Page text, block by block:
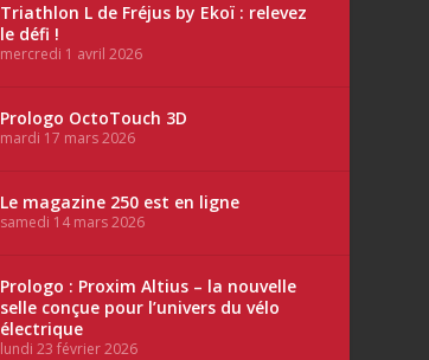
Triathlon L de Fréjus by Ekoï : relevez
le défi !
mercredi 1 avril 2026
Prologo OctoTouch 3D
mardi 17 mars 2026
Le magazine 250 est en ligne
samedi 14 mars 2026
Prologo : Proxim Altius – la nouvelle
selle conçue pour l’univers du vélo
électrique
lundi 23 février 2026